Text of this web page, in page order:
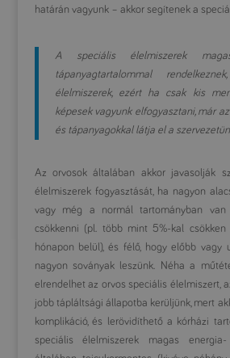
határán vagyunk – akkor segítenek a
A speciális élelmiszerek
tápanyagtartalommal
élelmiszerek, ezért ha csak kis
képesek vagyunk elfogyasztani, már
és tápanyagokkal látja el a
Az orvosok általában akkor javasolják
élelmiszerek fogyasztását, ha nagyon
vagy még a normál tartományban van
csökkenni (pl. több mint 5%-kal
hónapon belül), és félő, hogy előbb vagy
nagyon soványak leszünk. Néha a
elrendelhet az orvos speciális élelmiszert,
jobb tápláltsági állapotba kerüljünk, mert
komplikáció, és lerövidíthető a kórházi
speciális élelmiszerek magas